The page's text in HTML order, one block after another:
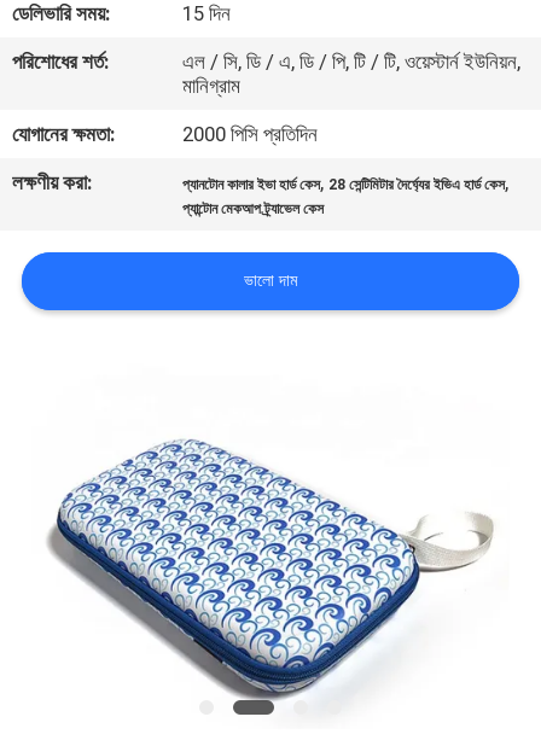
সাইট
ম্যাপ
PRIVACY
POLICY
ডেলিভারি সময়:
15 দিন
পরিশোধের শর্ত:
এল / সি, ডি / এ, ডি / পি, টি / টি, ওয়েস্টার্ন ইউনিয়ন,
মানিগ্রাম
যোগানের ক্ষমতা:
2000 পিসি প্রতিদিন
লক্ষণীয় করা:
প্যানটোন কালার ইভা হার্ড কেস, 28 সেন্টিমিটার দৈর্ঘ্যের ইভিএ হার্ড কেস,
প্যান্টোন মেকআপ ট্র্যাভেল কেস
ভালো দাম